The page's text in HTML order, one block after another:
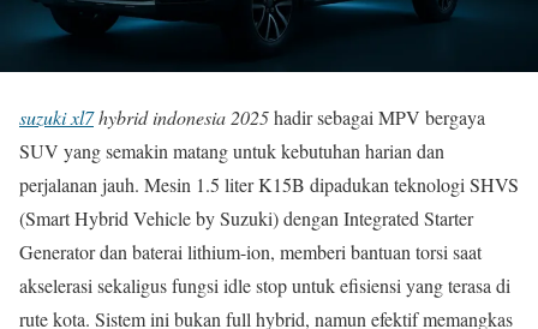
suzuki xl7hybrid indonesia 2025hadir sebagai MPV bergaya
SUV yang semakin matang untuk kebutuhan harian dan
perjalanan jauh. Mesin 1.5 liter K15B dipadukan teknologi SHVS
(Smart Hybrid Vehicle by Suzuki) dengan Integrated Starter
Generator dan baterai lithium-ion, memberi bantuan torsi saat
akselerasi sekaligus fungsi idle stop untuk efisiensi yang terasa di
rute kota. Sistem ini bukan full hybrid, namun efektif memangkas